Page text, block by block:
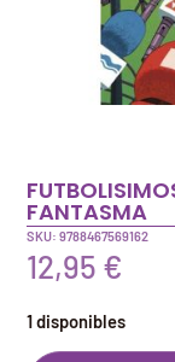
FANTASMA
SKU: 9788467569162
12,95 €
1 disponibles